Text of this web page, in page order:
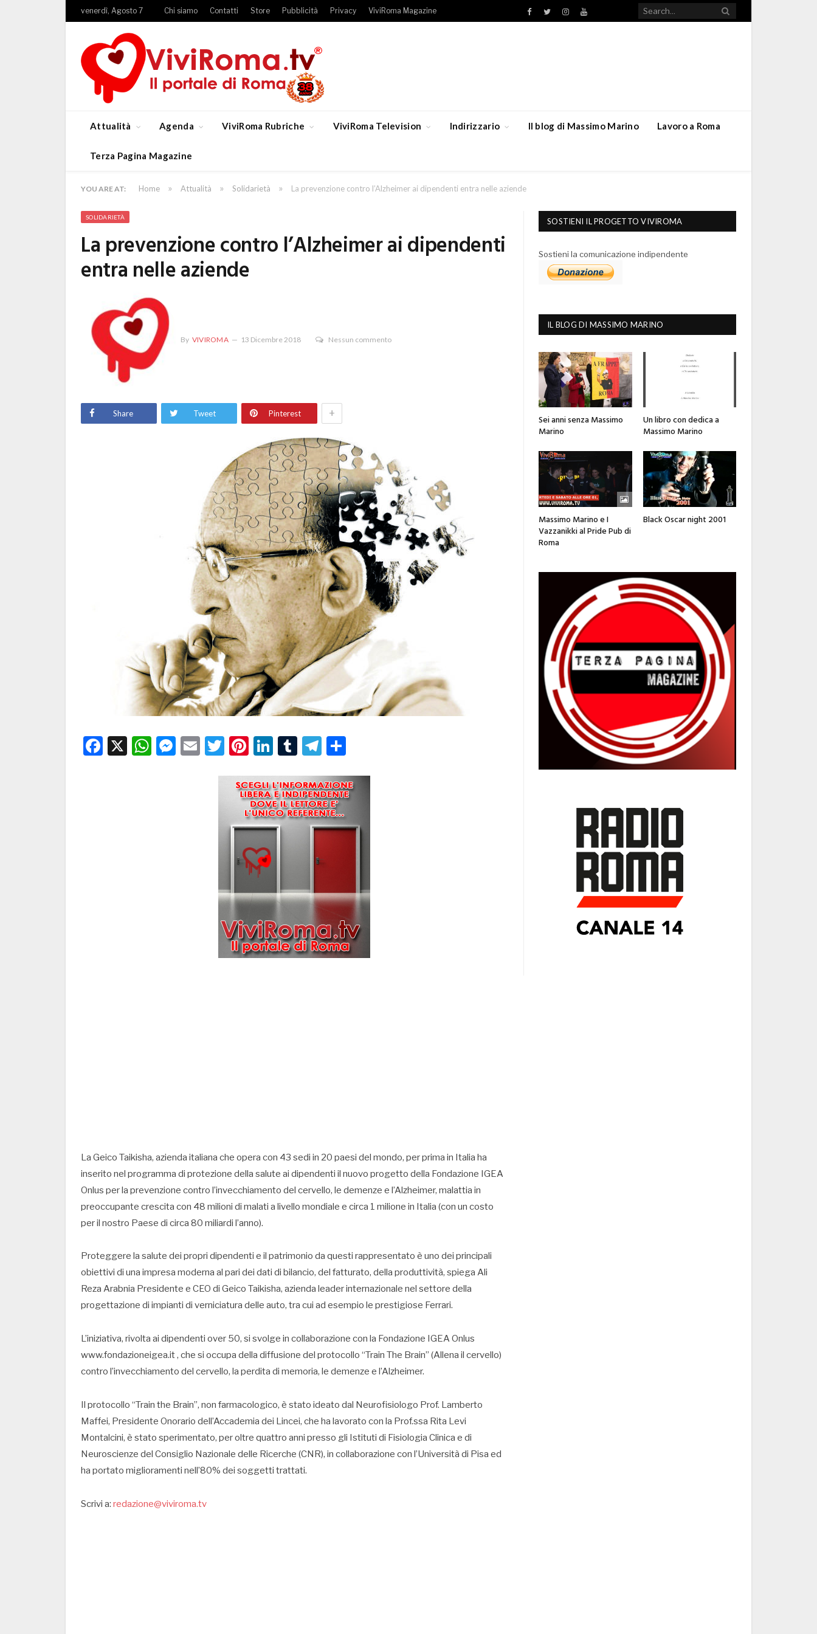
venerdì, Agosto 7 Chi siamo Contatti Store Pubblicità Privacy ViviRoma Magazine Facebook
TwitterInstagramYouTube
Attualità Agenda ViviRoma Rubriche ViviRoma Television Indirizzario Il blog di Massimo Marino Lavoro a Roma
Terza Pagina Magazine
YOU ARE AT: Home » Attualità » Solidarietà » La prevenzione contro l’Alzheimer ai dipendenti entra nelle aziende
SOLIDARIETÀ
La prevenzione contro l’Alzheimer ai dipendenti
entra nelle aziende
By VIVIROMA 13 Dicembre 2018 Nessun commento
Share Tweet Pinterest +
Facebook
X WhatsApp
Messenger
EmailTwitter
Pinterest
LinkedIn
TumblrTelegram
La Geico Taikisha, azienda italiana che opera con 43 sedi in 20 paesi del mondo, per prima in Italia ha
inserito nel programma di protezione della salute ai dipendenti il nuovo progetto della Fondazione IGEA
Onlus per la prevenzione contro l’invecchiamento del cervello, le demenze e l’Alzheimer, malattia in
preoccupante crescita con 48 milioni di malati a livello mondiale e circa 1 milione in Italia (con un costo
per il nostro Paese di circa 80 miliardi l’anno).
Proteggere la salute dei propri dipendenti e il patrimonio da questi rappresentato è uno dei principali
obiettivi di una impresa moderna al pari dei dati di bilancio, del fatturato, della produttività, spiega Ali
Reza Arabnia Presidente e CEO di Geico Taikisha, azienda leader internazionale nel settore della
progettazione di impianti di verniciatura delle auto, tra cui ad esempio le prestigiose Ferrari.
L’iniziativa, rivolta ai dipendenti over 50, si svolge in collaborazione con la Fondazione IGEA Onlus
www.fondazioneigea.it , che si occupa della diffusione del protocollo “Train The Brain” (Allena il cervello)
contro l’invecchiamento del cervello, la perdita di memoria, le demenze e l’Alzheimer.
Il protocollo “Train the Brain”, non farmacologico, è stato ideato dal Neurofisiologo Prof. Lamberto
Maffei, Presidente Onorario dell’Accademia dei Lincei, che ha lavorato con la Prof.ssa Rita Levi
Montalcini, è stato sperimentato, per oltre quattro anni presso gli Istituti di Fisiologia Clinica e di
Neuroscienze del Consiglio Nazionale delle Ricerche (CNR), in collaborazione con l’Università di Pisa ed
ha portato miglioramenti nell’80% dei soggetti trattati.
Scrivi a: redazione@viviroma.tv
SOSTIENI IL PROGETTO VIVIROMA
Sostieni la comunicazione indipendente
IL BLOG DI MASSIMO MARINO
Sei anni senza Massimo
Marino
Un libro con dedica a
Massimo Marino
Massimo Marino e I
Vazzanikki al Pride Pub di
Roma
Black Oscar night 2001